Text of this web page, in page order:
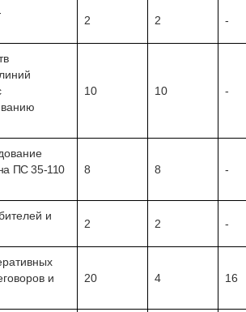
2 2 -
10 10 -
ПС 35-110
8 8 -
и
2 2 -
и
20 4 16